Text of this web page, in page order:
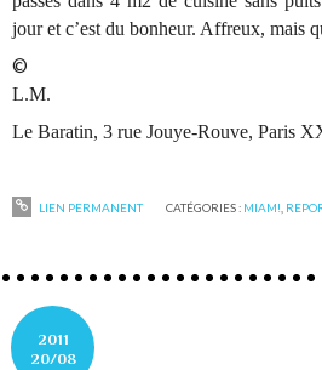
jour et c’est du bonheur. Affreux, mais
©
L.M.
Le Baratin, 3 rue Jouye-Rouve, Paris
LIEN PERMANENT CATÉGORIES : MIAM!
2011
20/08